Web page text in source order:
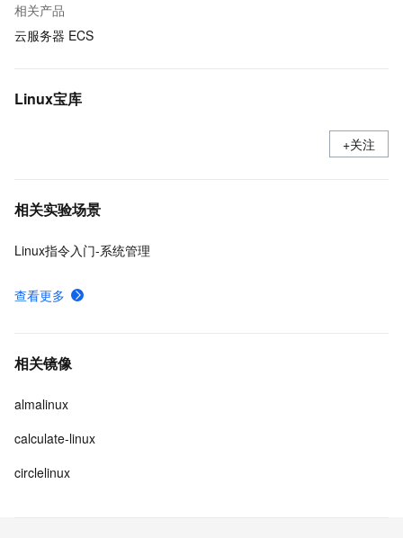
相关产品
云服务器 ECS
Linux宝库
+关注
相关实验场景
Linux指令入门-系统管理
查看更多
相关镜像
almalinux
calculate-linux
circlelinux